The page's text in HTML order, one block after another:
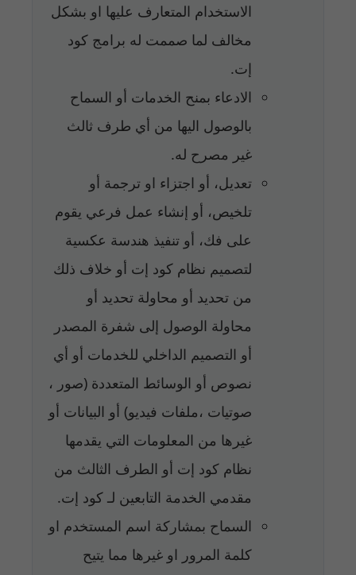
الاستخدام المتعارف عليها او بشكل
مخالف لما صممت له برامج كود
إت.
الادعاء بمنح الخدمات أو السماح
بالوصول اليها من أي طرف ثالث
غير مصرح له.
تعديل، أو اجتزاء او ترجمة أو
تلخيص، أو إنشاء عمل فرعي يقوم
على فك، أو تنفيذ هندسة عكسية
لتصميم نظام كود إت أو خلاف ذلك
من تحديد أو محاولة تحديد أو
محاولة الوصول إلى شفرة المصدر
أو التصميم الداخلي للخدمات أو أي
نصوص أو الوسائط المتعددة (صور ،
صوتيات ،ملفات فيديو) أو البيانات أو
غيرها من المعلومات التي يقدمها
نظام كود إت أو الطرف الثالث من
مقدمي الخدمة التابعين لـ كود إت.
السماح بمشاركة اسم المستخدم او
كلمة المرور او غيرها مما يتيح